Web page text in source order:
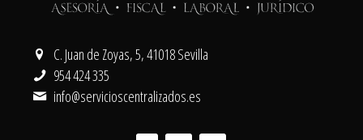
C. Juan de Zoyas, 5, 41018 Sevilla
954 424 335
info@servicioscentralizados.es